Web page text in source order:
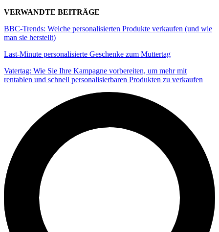
VERWANDTE BEITRÄGE
BBC-Trends: Welche personalisierten Produkte verkaufen (und wie
man sie herstellt)
Last-Minute personalisierte Geschenke zum Muttertag
Vatertag: Wie Sie Ihre Kampagne vorbereiten, um mehr mit
rentablen und schnell personalisierbaren Produkten zu verkaufen